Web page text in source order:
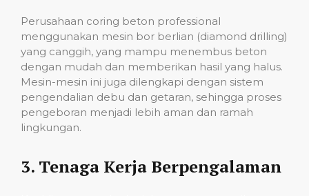
Perusahaan coring beton professional
menggunakan mesin bor berlian (diamond drilling)
yang canggih, yang mampu menembus beton
dengan mudah dan memberikan hasil yang halus.
Mesin-mesin ini juga dilengkapi dengan sistem
pengendalian debu dan getaran, sehingga proses
pengeboran menjadi lebih aman dan ramah
lingkungan.
3. Tenaga Kerja Berpengalaman